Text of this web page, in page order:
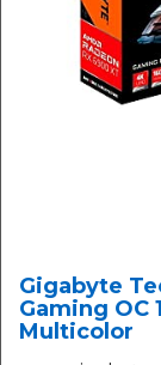
Gigabyte
Gaming OC
Multicolor